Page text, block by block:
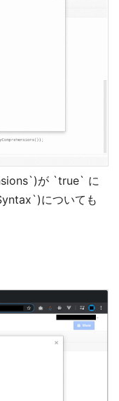
が `true` に
についても